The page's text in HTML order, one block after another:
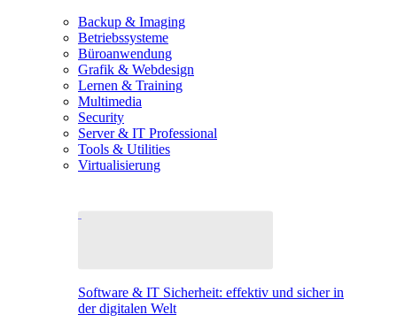
Backup & Imaging
Betriebssysteme
Büroanwendung
Grafik & Webdesign
Lernen & Training
Multimedia
Security
Server & IT Professional
Tools & Utilities
Virtualisierung
Software & IT Sicherheit: effektiv und sicher in
der digitalen Welt